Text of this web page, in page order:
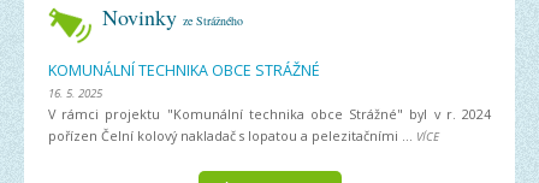
Novinky ze Strážného
KOMUNÁLNÍ TECHNIKA OBCE STRÁŽNÉ
16. 5. 2025
V rámci projektu "Komunální technika obce Strážné" byl v r. 2024
pořízen Čelní kolový nakladač s lopatou a pelezitačními ...
VÍCE